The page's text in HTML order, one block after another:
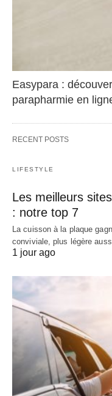
Easypara :
parapharmie en
RECENT POSTS
LIFESTYLE
Les meilleurs
: notre top 7
La cuisson à la plaque
conviviale, plus légère
1 jour ago